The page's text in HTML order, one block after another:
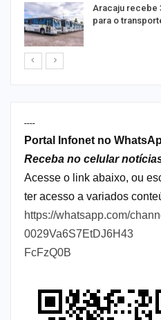
Aracaju recebe
para o
----
Portal Infonet no
Receba no celular
Acesse o link abaixo, ou
ter acesso a variados
https://whatsapp.com/
0029Va6S7EtDJ6H43
FcFzQ0B